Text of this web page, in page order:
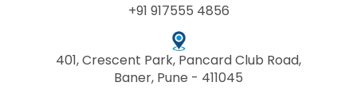
+91 917555 4856
401, Crescent Park, Pancard Club Road,
Baner, Pune - 411045